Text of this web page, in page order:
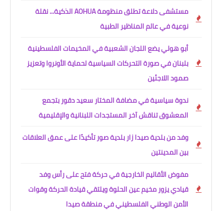
مستشفى دلاعة تطلق منظومة AOHUA الذكية... نقلة
نوعية في عالم المناظير الطبية
أبو هولي يضع اللجان الشعبية في المخيمات الفلسطينية
بلبنان في صورة التحركات السياسية لحماية الأونروا وتعزيز
صمود اللاجئين
ندوة سياسية في مضافة المختار سعيد دقور بتجمع
المعشوق تناقش آخر المستجدات اللبنانية والإقليمية
وفد من بلدية صيدا زار بلدية صور تأكيدًا على عمق العلاقات
بين المدينتين
مفوض الأقاليم الخارجية في حركة فتح على رأس وفد
قيادي يزور مخيم عين الحلوة ويلتقي قيادة الحركة وقوات
الأمن الوطني الفلسطيني في منطقة صيدا